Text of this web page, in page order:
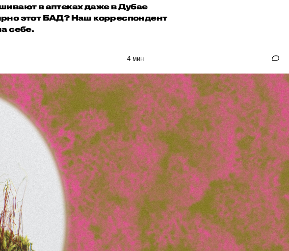
в аптеках даже в Дубае
этот БАД? Наш корреспондент
себе.
4 мин